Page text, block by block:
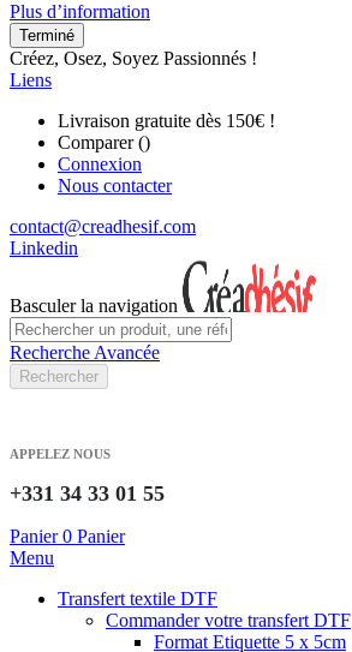
Plus d’information
Terminé
Créez, Osez, Soyez Passionnés !
Liens
Livraison gratuite dès 150€ !
Comparer ()
Connexion
Nous contacter
contact@creadhesif.com
Linkedin
Basculer la navigation
Recherche Avancée
Rechercher
APPELEZ NOUS
+331 34 33 01 55
Panier 0 Panier
Menu
Transfert textile DTF
Commander votre transfert DTF
Format Etiquette 5 x 5cm